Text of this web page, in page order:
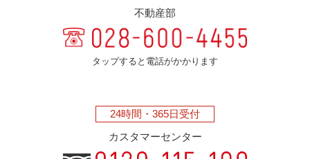
不動産部
タップすると電話がかかります
24時間・ 365日受付
カスタマーセンター